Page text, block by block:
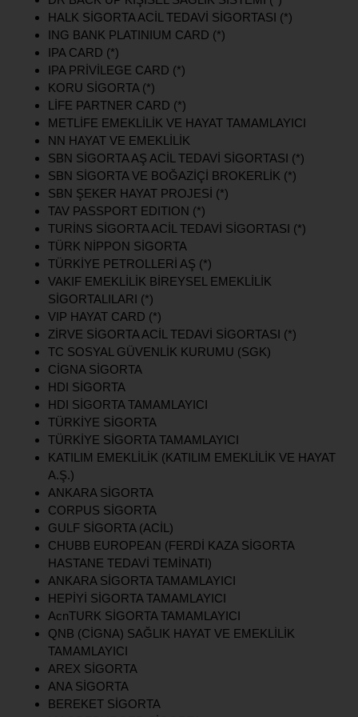
HALK SİGORTA ACİL TEDAVİ SİGORTASI (*)
ING BANK PLATINIUM CARD (*)
IPA CARD (*)
IPA PRİVİLEGE CARD (*)
KORU SİGORTA (*)
LİFE PARTNER CARD (*)
METLİFE EMEKLİLİK VE HAYAT TAMAMLAYICI
NN HAYAT VE EMEKLİLİK
SBN SİGORTA AŞ ACİL TEDAVİ SİGORTASI (*)
SBN SİGORTA VE BOĞAZİÇİ BROKERLİK (*)
SBN ŞEKER HAYAT PROJESİ (*)
TAV PASSPORT EDITION (*)
TURİNS SİGORTA ACİL TEDAVİ SİGORTASI (*)
TÜRK NİPPON SİGORTA
TÜRKİYE PETROLLERİ AŞ (*)
VAKIF EMEKLİLİK BİREYSEL EMEKLİLİK
SİGORTALILARI (*)
VIP HAYAT CARD (*)
ZİRVE SİGORTA ACİL TEDAVİ SİGORTASI (*)
TC SOSYAL GÜVENLİK KURUMU (SGK)
CİGNA SİGORTA
HDI SİGORTA
HDI SİGORTA TAMAMLAYICI
TÜRKİYE SİGORTA
TÜRKİYE SİGORTA TAMAMLAYICI
KATILIM EMEKLİLİK (KATILIM EMEKLİLİK VE HAYAT
A.Ş.)
ANKARA SİGORTA
CORPUS SİGORTA
GULF SİGORTA (ACİL)
CHUBB EUROPEAN (FERDİ KAZA SİGORTA
HASTANE TEDAVİ TEMİNATI)
ANKARA SİGORTA TAMAMLAYICI
HEPİYİ SİGORTA TAMAMLAYICI
AcnTURK SİGORTA TAMAMLAYICI
QNB (CİGNA) SAĞLIK HAYAT VE EMEKLİLİK
TAMAMLAYICI
AREX SİGORTA
ANA SİGORTA
BEREKET SİGORTA